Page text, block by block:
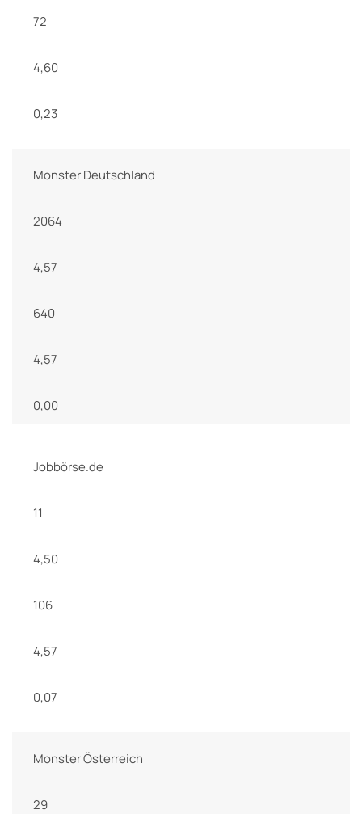
72
4,60
0,23
Monster Deutschland
2064
4,57
640
4,57
0,00
Jobbörse.de
11
4,50
106
4,57
0,07
Monster Österreich
29